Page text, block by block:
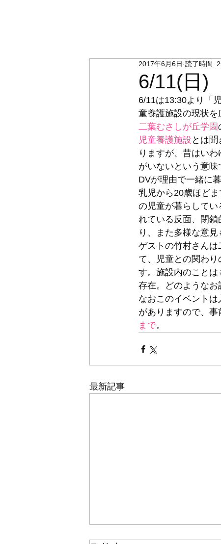
6/11(日)
2017年6月6日 読了時間:
6/11は13:30より「
童養護施設の現状
二葉むさしが丘学園
児童養護施設 とは
りますが、昔はい
がいないという意
DVが理由で一緒に
乳児から20歳ほど
の児童が暮らして
れている反面、閉
り、また多様な意
ゲストの竹村さん
て、児童との関わ
す。施設内のこと
存在。どのようなお
なおこのイベント
がありますので、事
まで。
最新記事